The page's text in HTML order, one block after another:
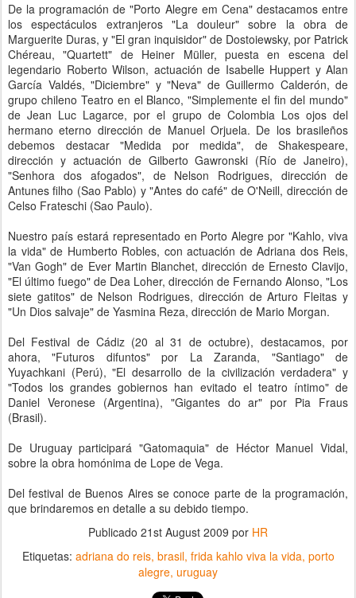
De la programación de "Porto Alegre em Cena" destacamos entre
los espectáculos extranjeros "La douleur" sobre la obra de
Marguerite Duras, y "El gran inquisidor" de Dostoiewsky, por Patrick
Chéreau, "Quartett" de Heiner Müller, puesta en escena del
legendario Roberto Wilson, actuación de Isabelle Huppert y Alan
García Valdés, "Diciembre" y "Neva" de Guillermo Calderón, de
grupo chileno Teatro en el Blanco, "Simplemente el fin del mundo"
de Jean Luc Lagarce, por el grupo de Colombia Los ojos del
hermano eterno dirección de Manuel Orjuela. De los brasileños
debemos destacar "Medida por medida", de Shakespeare,
dirección y actuación de Gilberto Gawronski (Río de Janeiro),
"Senhora dos afogados", de Nelson Rodrigues, dirección de
Antunes filho (Sao Pablo) y "Antes do café" de O'Neill, dirección de
Celso Frateschi (Sao Paulo).
Nuestro país estará representado en Porto Alegre por "Kahlo, viva
la vida" de Humberto Robles, con actuación de Adriana dos Reis,
"Van Gogh" de Ever Martin Blanchet, dirección de Ernesto Clavijo,
"El último fuego" de Dea Loher, dirección de Fernando Alonso, "Los
siete gatitos" de Nelson Rodrigues, dirección de Arturo Fleitas y
"Un Dios salvaje" de Yasmina Reza, dirección de Mario Morgan.
Del Festival de Cádiz (20 al 31 de octubre), destacamos, por
ahora, "Futuros difuntos" por La Zaranda, "Santiago" de
Yuyachkani (Perú), "El desarrollo de la civilización verdadera" y
"Todos los grandes gobiernos han evitado el teatro íntimo" de
Daniel Veronese (Argentina), "Gigantes do ar" por Pia Fraus
(Brasil).
De Uruguay participará "Gatomaquia" de Héctor Manuel Vidal,
sobre la obra homónima de Lope de Vega.
Del festival de Buenos Aires se conoce parte de la programación,
que brindaremos en detalle a su debido tiempo.
Publicado 21st August 2009 por HR
Etiquetas: adriana do reis brasil frida kahlo viva la vida porto
alegre uruguay